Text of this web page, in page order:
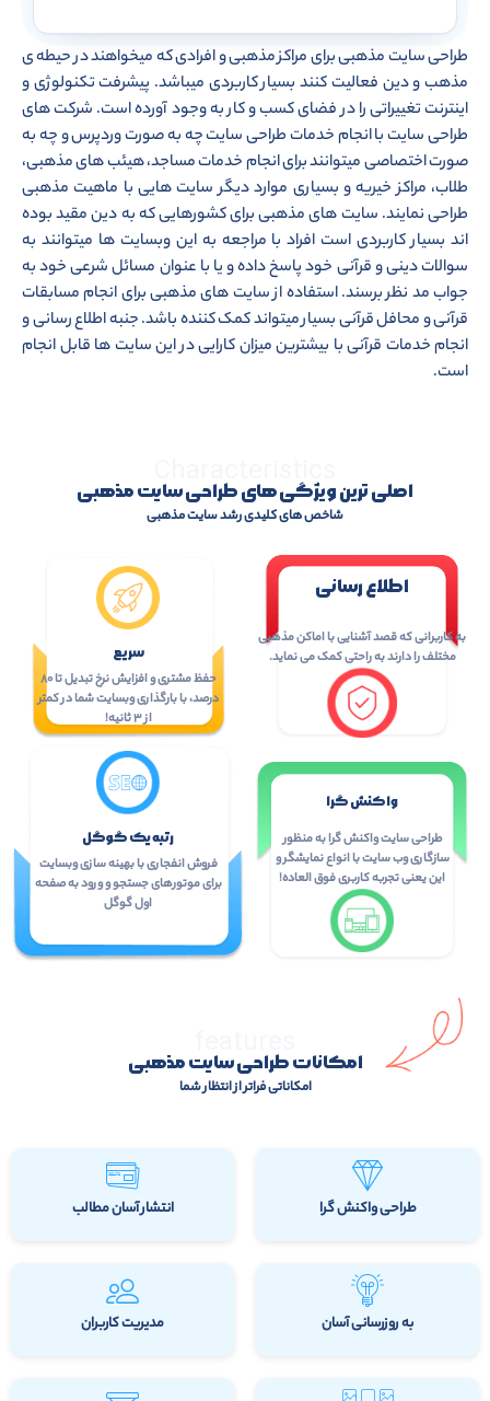
طراحی سایت مذهبی برای مراکز مذهبی و افرادی که میخواهند در حیطه ی
مذهب و دین فعالیت کنند بسیار کاربردی میباشد. پیشرفت تکنولوژی و
اینترنت تغییراتی را در فضای کسب و کار به وجود آورده است. شرکت های
طراحی سایت با انجام خدمات طراحی سایت چه به صورت وردپرس و چه به
صورت اختصاصی میتوانند برای انجام خدمات مساجد، هیئب های مذهبی،
طلاب، مراکز خیریه و بسیاری موارد دیگر سایت هایی با ماهیت مذهبی
طراحی نمایند. سایت های مذهبی برای کشورهایی که به دین مقید بوده
اند بسیار کاربردی است افراد با مراجعه به این وبسایت ها میتوانند به
سوالات دینی و قرآنی خود پاسخ داده و یا با عنوان مسائل شرعی خود به
جواب مد نظر برسند. استفاده از سایت های مذهبی برای انجام مسابقات
قرآنی و محافل قرآنی بسیار میتواند کمک کننده باشد. جنبه اطلاع رسانی و
انجام خدمات قرآنی با بیشترین میزان کارایی در این سایت ها قابل انجام
است.
اصلی ترین ویژگی های طراحی سایت مذهبی
شاخص های کلیدی رشد سایت مذهبی
اطلاع رسانی
به کاربرانی که قصد آشنایی با اماکن مذهبی
مختلف را دارند به راحتی کمک می نماید.
سریع
حفظ مشتری و افزایش نرخ تبدیل تا ۸۰
درصد، با بارگذاری وبسایت شما در کمتر
از ۳ ثانیه!
واکنش گرا
طراحی سایت واکنش گرا به منظور
سازگاری وب سایت با انواع نمایشگر و
این یعنی تجربه کاربری فوق العاده!
رتبه یک گوگل
فروش انفجاری با بهینه سازی وبسایت
برای موتورهای جستجو و ورود به صفحه
اول گوگل
امکانات طراحی سایت مذهبی
امکاناتی فراتر از انتظار شما
طراحی واکنش گرا انتشار آسان مطالب
به روزرسانی آسان مدیریت کاربران